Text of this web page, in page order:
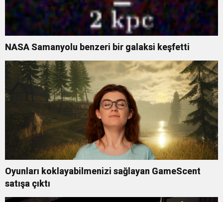
NASA Samanyolu benzeri bir galaksi keşfetti
Oyunları koklayabilmenizi sağlayan GameScent
satışa çıktı